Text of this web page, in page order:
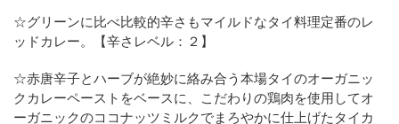
☆グリーンに比べ比較的辛さもマイルドなタイ料理定番のレ
ッドカレー。【辛さレベル：２】
☆赤唐辛子とハーブが絶妙に絡み合う本場タイのオーガニッ
クカレーペーストをベースに、こだわりの鶏肉を使用してオ
ーガニックのココナッツミルクでまろやかに仕上げたタイカ